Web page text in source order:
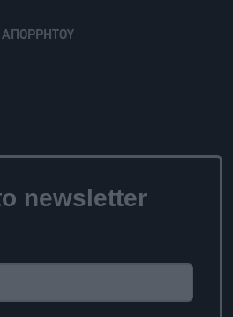
ΑΠΟΡΡΗΤΟΥ
newsletter